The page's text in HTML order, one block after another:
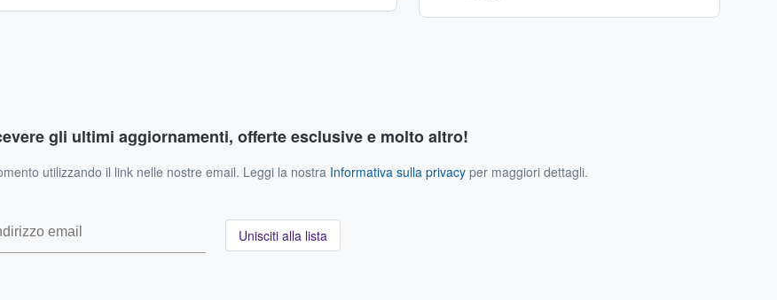
gli ultimi aggiornamenti, offerte esclusive e molto altro!
utilizzando il link nelle nostre email. Leggi la nostra Informativa sulla privacyper maggiori dettagli.
Unisciti alla lista